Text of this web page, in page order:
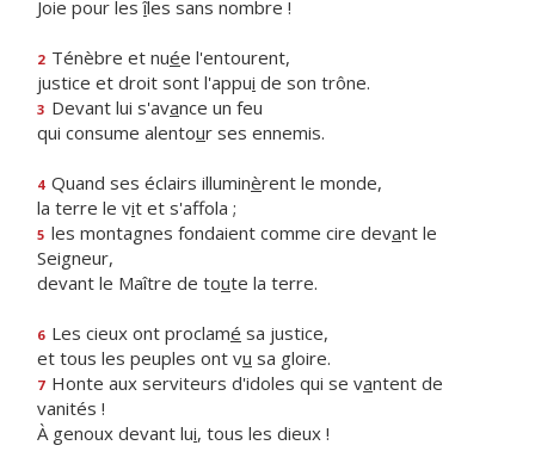
Joie pour lesîles sans nombre !
2 Ténèbre et nuée l'entourent,
justice et droit sont l'appui de son trône.
3 Devant lui s'avance un feu
qui consume alentour ses ennemis.
4 Quand ses éclairs illuminèrent le monde,
la terre le vit et s'affola ;
5 les montagnes fondaient comme cire devant le
Seigneur,
devant le Maître de toute la terre.
6 Les cieux ont proclamé sa justice,
et tous les peuples ont vu sa gloire.
7 Honte aux serviteurs d'idoles qui se vantent de
vanités !
À genoux devant lui, tous les dieux !